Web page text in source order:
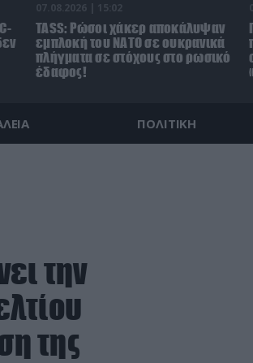
07.08.2026 | 15:02
TASS: Ρώσοι χάκερ αποκάλυψαν
εμπλοκή του ΝΑΤΟ σε ουκρανικά
πλήγματα σε στόχους στο ρωσικό
έδαφος!
ΠΟΛΙΤΙΚΗ
την
της